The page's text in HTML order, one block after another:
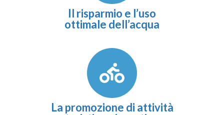
Il risparmio e l’uso
ottimale dell’acqua
La promozione di attività